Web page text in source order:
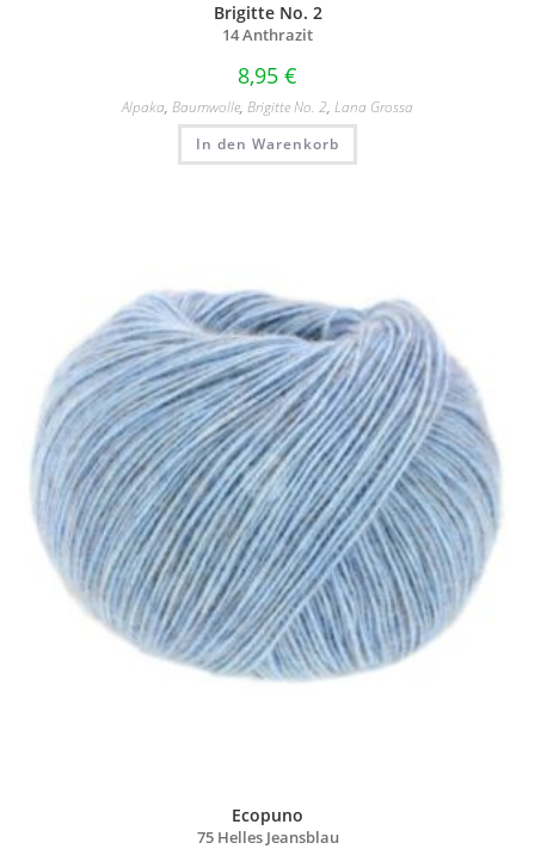
Brigitte No. 2
14 Anthrazit
8,95 €
Alpaka, Baumwolle, Brigitte No. 2, Lana Grossa
In den Warenkorb
Ecopuno
75 Helles Jeansblau